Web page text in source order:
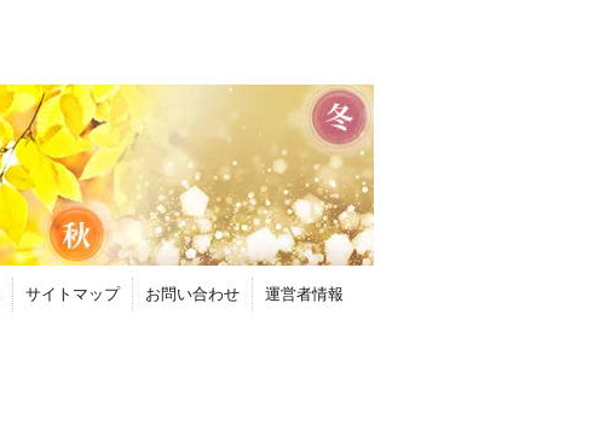
サイトマップ お問い合わせ 運営者情報